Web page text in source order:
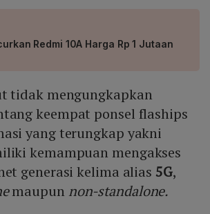
Redmi 10A Harga Rp 1 Jutaan
tidak mengungkapkan
keempat ponsel flaships
yang terungkap yakni
kemampuan mengakses
generasi kelima alias 5G,
maupun non-standalone.